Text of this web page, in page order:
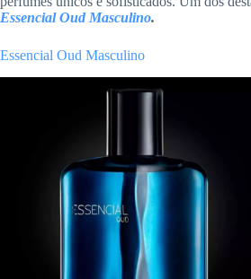
Essencial Oud Masculino.
Essencial Oud Masculino